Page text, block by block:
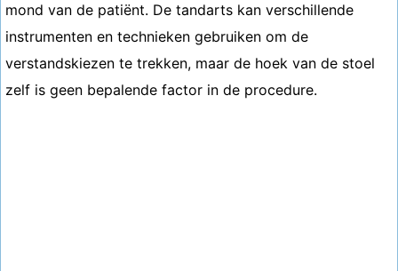
mond van de patiënt. De tandarts kan verschillende
instrumenten en technieken gebruiken om de
verstandskiezen te trekken, maar de hoek van de stoel
zelf is geen bepalende factor in de procedure.